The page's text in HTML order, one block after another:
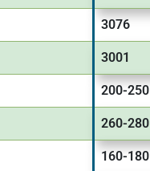
3076
3001
200-250
260-280
160-180